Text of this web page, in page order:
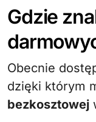
Gdzie
Obecnie
dzięki którym
bezkosztowej